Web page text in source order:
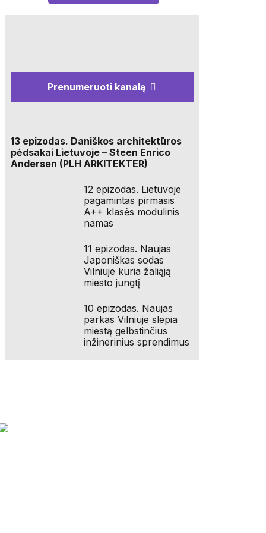
Prenumeruoti kanalą
13 epizodas. Daniškos architektūros
pėdsakai Lietuvoje – Steen Enrico
Andersen (PLH ARKITEKTER)
12 epizodas. Lietuvoje
pagamintas pirmasis
A++ klasės modulinis
namas
11 epizodas. Naujas
Japoniškas sodas
Vilniuje kuria žaliąją
miesto jungtį
10 epizodas. Naujas
parkas Vilniuje slepia
miestą gelbstinčius
inžinerinius sprendimus